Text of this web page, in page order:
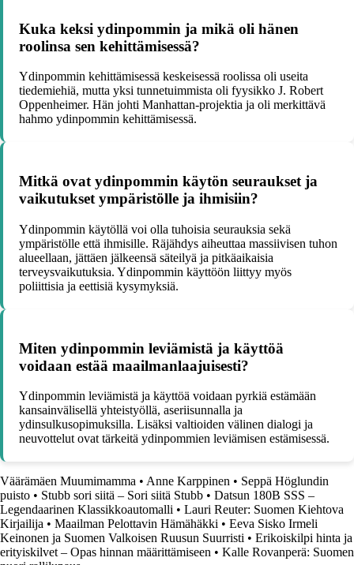
Kuka keksi ydinpommin ja mikä oli hänen
roolinsa sen kehittämisessä?
Ydinpommin kehittämisessä keskeisessä roolissa oli useita
tiedemiehiä, mutta yksi tunnetuimmista oli fyysikko J. Robert
Oppenheimer. Hän johti Manhattan-projektia ja oli merkittävä
hahmo ydinpommin kehittämisessä.
Mitkä ovat ydinpommin käytön seuraukset ja
vaikutukset ympäristölle ja ihmisiin?
Ydinpommin käytöllä voi olla tuhoisia seurauksia sekä
ympäristölle että ihmisille. Räjähdys aiheuttaa massiivisen tuhon
alueellaan, jättäen jälkeensä säteilyä ja pitkäaikaisia
terveysvaikutuksia. Ydinpommin käyttöön liittyy myös
poliittisia ja eettisiä kysymyksiä.
Miten ydinpommin leviämistä ja käyttöä
voidaan estää maailmanlaajuisesti?
Ydinpommin leviämistä ja käyttöä voidaan pyrkiä estämään
kansainvälisellä yhteistyöllä, aseriisunnalla ja
ydinsulkusopimuksilla. Lisäksi valtioiden välinen dialogi ja
neuvottelut ovat tärkeitä ydinpommien leviämisen estämisessä.
Väärämäen Muumimamma • Anne Karppinen • Seppä Höglundin
puisto • Stubb sori siitä – Sori siitä Stubb • Datsun 180B SSS –
Legendaarinen Klassikkoautomalli • Lauri Reuter: Suomen Kiehtova
Kirjailija • Maailman Pelottavin Hämähäkki • Eeva Sisko Irmeli
Keinonen ja Suomen Valkoisen Ruusun Suurristi • Erikoiskilpi hinta ja
erityiskilvet – Opas hinnan määrittämiseen • Kalle Rovanperä: Suomen